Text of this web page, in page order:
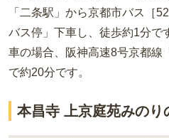
「二条駅」から京都市バス［
バス停」下車し、徒歩約1分で
車の場合 、阪神高速8号京都
で約20分です。
本昌寺 上京庭苑みのり